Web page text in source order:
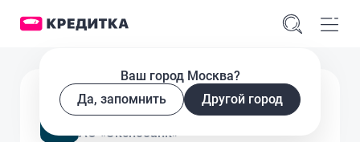
Ваш город Москва?
Да, запомнить
Другой город
Курсы валют в Экспобанк
АО «Экспобанк»
Лицензия № 2998